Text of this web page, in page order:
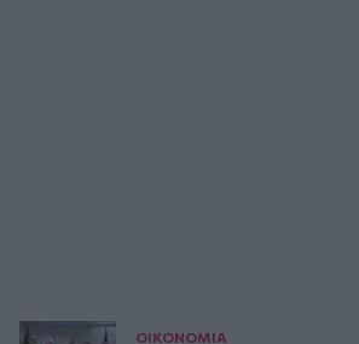
ΟΙΚΟΝΟΜΙΑ